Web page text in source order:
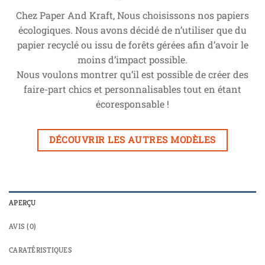
Chez Paper And Kraft, Nous choisissons nos papiers
écologiques. Nous avons décidé de n’utiliser que du
papier recyclé ou issu de forêts gérées afin d’avoir le
moins d’impact possible.
Nous voulons montrer qu’il est possible de créer des
faire-part chics et personnalisables tout en étant
écoresponsable !
DÉCOUVRIR LES AUTRES MODÈLES
APERÇU
AVIS (0)
CARATÉRISTIQUES